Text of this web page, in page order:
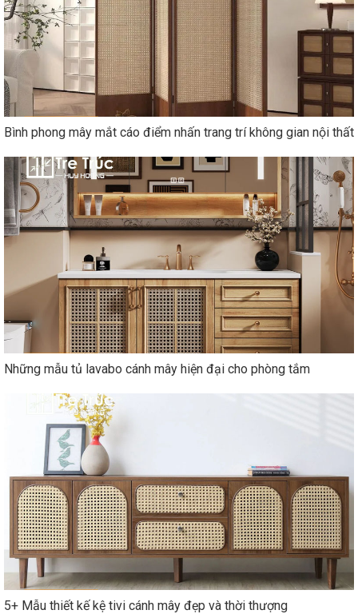
Bình phong mây mắt cáo điểm nhấn trang trí không gian nội thất
Những mẫu tủ lavabo cánh mây hiện đại cho phòng tắm
5+ Mẫu thiết kế kệ tivi cánh mây đẹp và thời thượng